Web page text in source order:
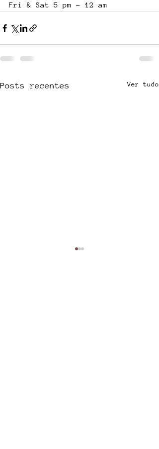
Fri & Sat 5 pm - 12 am
Posts recentes Ver tudo